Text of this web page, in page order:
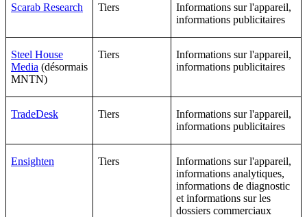
Scarab Research Tiers
Informations sur l'appareil,
informations publicitaires
Steel House
Media (désormais
MNTN)
Tiers
Informations sur l'appareil,
informations publicitaires
TradeDesk Tiers
Informations sur l'appareil,
informations publicitaires
Ensighten Tiers
Informations sur l'appareil,
informations analytiques,
informations de diagnostic
et informations sur les
dossiers commerciaux